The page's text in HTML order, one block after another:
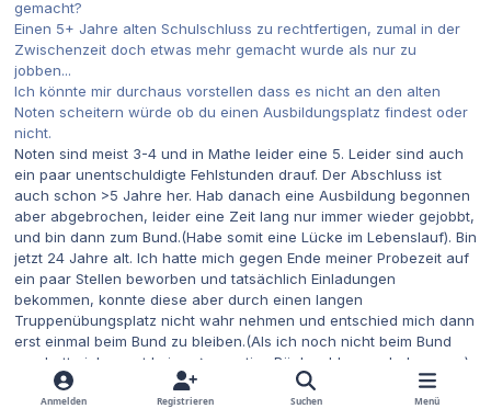
gemacht?
Einen 5+ Jahre alten Schulschluss zu rechtfertigen, zumal in der
Zwischenzeit doch etwas mehr gemacht wurde als nur zu
jobben...
Ich könnte mir durchaus vorstellen dass es nicht an den alten
Noten scheitern würde ob du einen Ausbildungsplatz findest oder
nicht.
Noten sind meist 3-4 und in Mathe leider eine 5. Leider sind auch
ein paar unentschuldigte Fehlstunden drauf. Der Abschluss ist
auch schon >5 Jahre her. Hab danach eine Ausbildung begonnen
aber abgebrochen, leider eine Zeit lang nur immer wieder gejobbt,
und bin dann zum Bund.(Habe somit eine Lücke im Lebenslauf). Bin
jetzt 24 Jahre alt. Ich hatte mich gegen Ende meiner Probezeit auf
ein paar Stellen beworben und tatsächlich Einladungen
bekommen, konnte diese aber durch einen langen
Truppenübungsplatz nicht wahr nehmen und entschied mich dann
erst einmal beim Bund zu bleiben.(Als ich noch nicht beim Bund
war hatte ich sonst keine -> negative Rückmeldungen bekommen)
vor 43 Minuten schrieb tkreutz2:
Anmelden Registrieren Suchen Menü